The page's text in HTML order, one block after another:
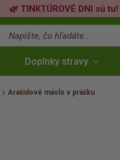
🌿 TINKTÚROVÉ DNI sú tu!
Napíšte, čo hľadáte…
Doplnky stravy
Arašidové máslo v prášku